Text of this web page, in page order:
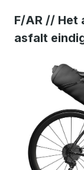
F/AR // Het
asfalt